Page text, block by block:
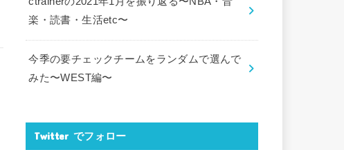
楽・読書・生活etc〜
今季の要チェックチームをランダムで選んで
みた〜WEST編〜
Twitter でフォロー